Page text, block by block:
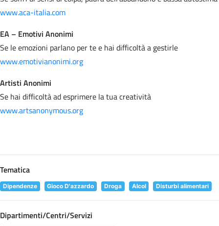
www.aca-italia.com
EA – Emotivi Anonimi
Se le emozioni parlano per te e hai difficoltà a gestirle
www.emotivianonimi.org
Artisti Anonimi
Se hai difficoltà ad esprimere la tua creatività
www.artsanonymous.org
Tematica
Dipendenze Gioco D'azzardo Droga Alcol Disturbi alimentari
Dipartimenti/Centri/Servizi